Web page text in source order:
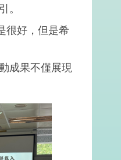
。
很好，但是希
成果不僅展現